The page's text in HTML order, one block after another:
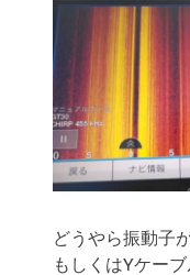
どうやら振動子
もしくはYケーブ